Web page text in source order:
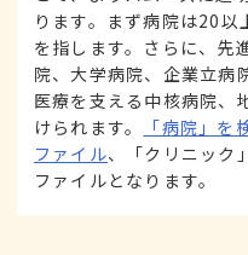
ります。まず病院は20以
を指します。さらに、先
院、大学病院、企業立病
医療を支える中核病院、
けられます。
「病院」を
ファイル、「クリニック
ファイルとなります。